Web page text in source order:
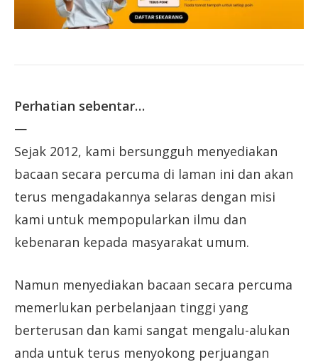
Perhatian sebentar…
—
Sejak 2012, kami bersungguh menyediakan
bacaan secara percuma di laman ini dan akan
terus mengadakannya selaras dengan misi
kami untuk mempopularkan ilmu dan
kebenaran kepada masyarakat umum.
Namun menyediakan bacaan secara percuma
memerlukan perbelanjaan tinggi yang
berterusan dan kami sangat mengalu-alukan
anda untuk terus menyokong perjuangan